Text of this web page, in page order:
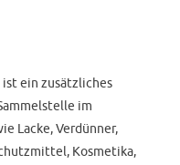
ein zusätzliches
im
Lacke, Verdünner,
Kosmetika,